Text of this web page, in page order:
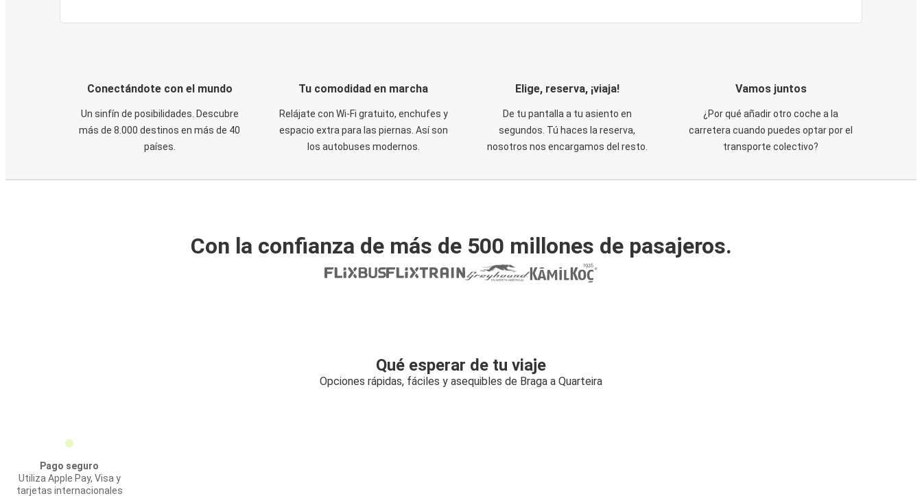
Conectándote con el mundo
Un sinfín de posibilidades. Descubre
más de 8.000 destinos en más de 40
países.
Tu comodidad en marcha
Relájate con Wi-Fi gratuito, enchufes y
espacio extra para las piernas. Así son
los autobuses modernos.
Elige, reserva, ¡viaja!
De tu pantalla a tu asiento en
segundos. Tú haces la reserva,
nosotros nos encargamos del resto.
Vamos juntos
¿Por qué añadir otro coche a la
carretera cuando puedes optar por el
transporte colectivo?
Con la confianza de más de 500 millones de pasajeros.
Qué esperar de tu viaje
Opciones rápidas, fáciles y asequibles de Braga a Quarteira
Pago seguro
Utiliza Apple Pay, Visa y
tarjetas internacionales